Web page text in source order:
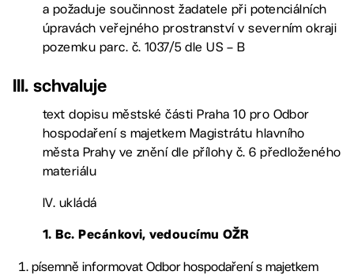
a požaduje součinnost žadatele při potenciálních
úpravách veřejného prostranství v severním okraji
pozemku parc. č. 1037/5 dle US – B
III. schvaluje
text dopisu městské části Praha 10 pro Odbor
hospodaření s majetkem Magistrátu hlavního
města Prahy ve znění dle přílohy č. 6 předloženého
materiálu
IV. ukládá
1. Bc. Pecánkovi, vedoucímu OŽR
písemně informovat Odbor hospodaření s majetkem